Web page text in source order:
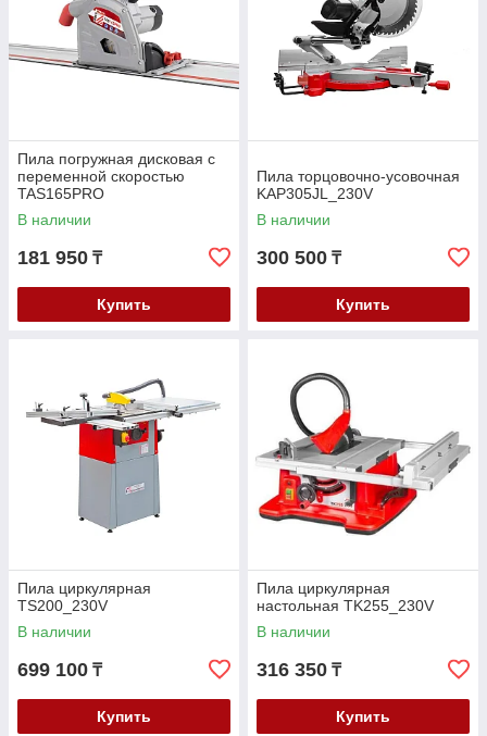
Пила погружная дисковая с
переменной скоростью
TAS165PRO
В наличии
181 950 ₸
Купить
Пила торцовочно-усовочная
KAP305JL_230V
В наличии
300 500 ₸
Купить
Пила циркулярная
TS200_230V
В наличии
699 100 ₸
Купить
Пила циркулярная
настольная TK255_230V
В наличии
316 350 ₸
Купить